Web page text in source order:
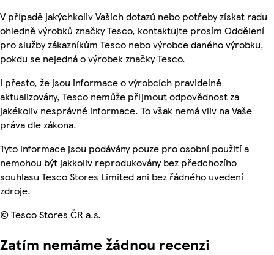
V případě jakýchkoliv Vašich dotazů nebo potřeby získat radu
ohledně výrobků značky Tesco, kontaktujte prosím Oddělení
pro služby zákazníkům Tesco nebo výrobce daného výrobku,
pokdu se nejedná o výrobek značky Tesco.
I přesto, že jsou informace o výrobcích pravidelně
aktualizovány, Tesco nemůže přijmout odpovědnost za
jakékoliv nesprávné informace. To však nemá vliv na Vaše
práva dle zákona.
Tyto informace jsou podávány pouze pro osobní použití a
nemohou být jakkoliv reprodukovány bez předchozího
souhlasu Tesco Stores Limited ani bez řádného uvedení
zdroje.
© Tesco Stores ČR a.s.
Zatím nemáme žádnou recenzi